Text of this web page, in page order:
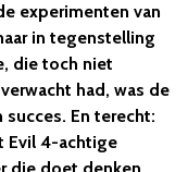
experimenten van
in tegenstelling
die toch niet
had, was de
En terecht:
Evil 4-achtige